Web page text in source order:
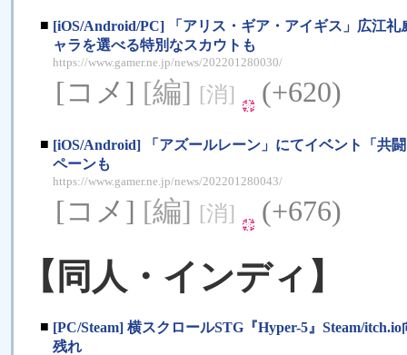
■ [iOS/Android/PC] 「アリス・ギア・アイギス」広江
ャラを選べる特別なスカウトも
https://www.gamer.ne.jp/news/202201280030/
[コメ] [編] [消] (+620)
■ [iOS/Android] 「アズールレーン」にてイベント「共
ペーンも
https://www.gamer.ne.jp/news/202201280043/
[コメ] [編] [消] (+676)
【同人・インディ】
■ [PC/Steam] 横スクロールSTG『Hyper-5』Steam/
残れ